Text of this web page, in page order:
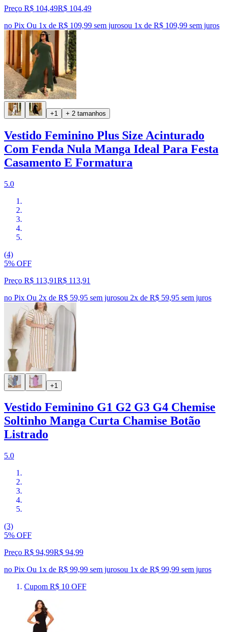
Preço R$ 104,49R$ 104,49
no Pix Ou 1x de R$ 109,99 sem jurosou 1x de R$ 109,99 sem juros
+1 + 2 tamanhos
Vestido Feminino Plus Size Acinturado
Com Fenda Nula Manga Ideal Para Festa
Casamento E Formatura
5.0
(4)
5% OFF
Preço R$ 113,91R$ 113,91
no Pix Ou 2x de R$ 59,95 sem jurosou 2x de R$ 59,95 sem juros
+1
Vestido Feminino G1 G2 G3 G4 Chemise
Soltinho Manga Curta Chamise Botão
Listrado
5.0
(3)
5% OFF
Preço R$ 94,99R$ 94,99
no Pix Ou 1x de R$ 99,99 sem jurosou 1x de R$ 99,99 sem juros
Cupom R$ 10 OFF